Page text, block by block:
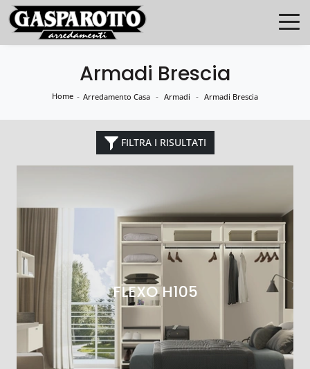
Armadi Brescia
Home - Arredamento Casa - Armadi - Armadi Brescia
FILTRA I RISULTATI
FLEXO H105